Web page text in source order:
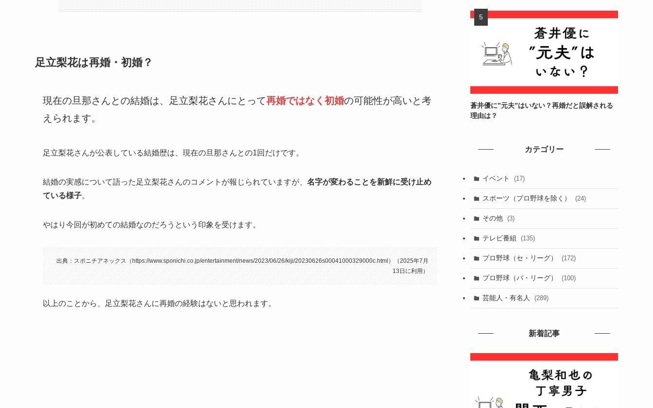
足立梨花は再婚・初婚？
現在の旦那さんとの結婚は、足立梨花さんにとって再婚ではなく初婚の可能性が高いと考
えられます。
足立梨花さんが公表している結婚歴は、現在の旦那さんとの1回だけです。
結婚の実感について語った足立梨花さんのコメントが報じられていますが、 名字が変わることを新鮮に受け止め
ている様子。
やはり今回が初めての結婚なのだろうという印象を受けます。
出典：スポニチアネックス（https://www.sponichi.co.jp/entertainment/news/2023/06/26/kiji/20230626s00041000329000c.html）（2025年7月
13日に利用）
以上のことから、足立梨花さんに再婚の経験はないと思われます。
蒼井優に”元夫”はいない？再婚だと誤解される
理由は？
カテゴリー
イベント (17)
スポーツ（プロ野球を除く） (24)
その他 (3)
テレビ番組 (135)
プロ野球（セ・リーグ） (172)
プロ野球（パ・リーグ） (100)
芸能人・有名人 (289)
新着記事